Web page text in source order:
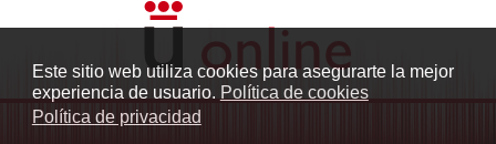
Este sitio web utiliza cookies para asegurarte la mejor
experiencia de usuario. Política de cookies
Política de privacidad